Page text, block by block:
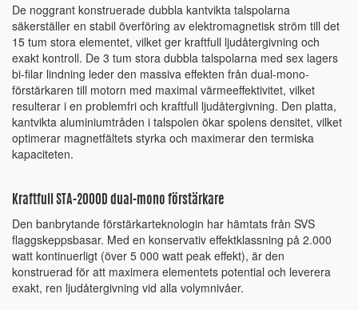
De noggrant konstruerade dubbla kantvikta talspolarna
säkerställer en stabil överföring av elektromagnetisk ström till det
15 tum stora elementet, vilket ger kraftfull ljudåtergivning och
exakt kontroll. De 3 tum stora dubbla talspolarna med sex lagers
bi-filar lindning leder den massiva effekten från dual-mono-
förstärkaren till motorn med maximal värmeeffektivitet, vilket
resulterar i en problemfri och kraftfull ljudåtergivning. Den platta,
kantvikta aluminiumtråden i talspolen ökar spolens densitet, vilket
optimerar magnetfältets styrka och maximerar den termiska
kapaciteten.
Kraftfull STA-2000D dual-mono förstärkare
Den banbrytande förstärkarteknologin har hämtats från SVS
flaggskeppsbasar. Med en konservativ effektklassning på 2.000
watt kontinuerligt (över 5 000 watt peak effekt), är den
konstruerad för att maximera elementets potential och leverera
exakt, ren ljudåtergivning vid alla volymnivåer.